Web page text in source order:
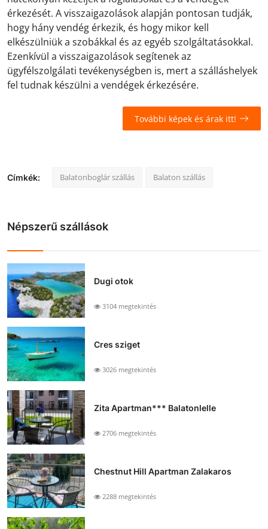
érkezését. A visszaigazolások alapján pontosan tudják,
hogy hány vendég érkezik, és hogy mikor kell
elkészülniük a szobákkal és az egyéb szolgáltatásokkal.
Ezenkívül a visszaigazolások segítenek az
ügyfélszolgálati tevékenységben is, mert a szálláshelyek
fel tudnak készülni a vendégek érkezésére.
További képek és árak itt!
Címkék: Balatonboglár szállás Balaton szállás
Népszerű szállások
Dugi otok
3104 megtekintés
Cres sziget
3026 megtekintés
Zita Apartman*** Balatonlelle
2706 megtekintés
Chestnut Hill Apartman Zalakaros
2288 megtekintés